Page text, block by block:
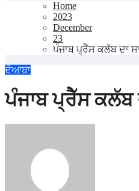
Home
2023
December
23
ਪੰਜਾਬ ਪ੍ਰੈੱਸ ਕਲੱਬ ਦਾ
ਦੋਆਬਾ
ਪੰਜਾਬ ਪ੍ਰੈੱਸ ਕਲੱਬ